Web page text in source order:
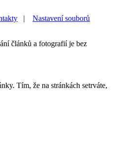
Nastavení souborů
článků a fotografií je bez
Tím, že na stránkách setrváte,